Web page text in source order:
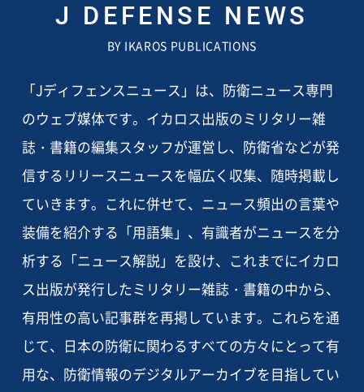
J DEFENSE NEWS
BY IKAROS PUBLICATIONS
「Jディフェンスニュース」は、防衛ニュース専門
のウェブ媒体です。イカロス出版のミリタリー雑
誌・書籍の編集スタッフが運営し、防衛省などが発
信するリリースニュースを幅広く収集、随時掲載し
ていきます。これに併せて、ニュース頻出の言葉や
装備を紹介する「用語集」、有識者がニュースを分
析する「ニュース解説」を設け、これまでにイカロ
ス出版が発行したミリタリー雑誌・書籍の中から、
有用性の高い記事群を再掲しています。これらを通
じて、日本の防衛に関わるすべての方々にとって有
用な、防衛情報のデジタルアーカイブを目指してい